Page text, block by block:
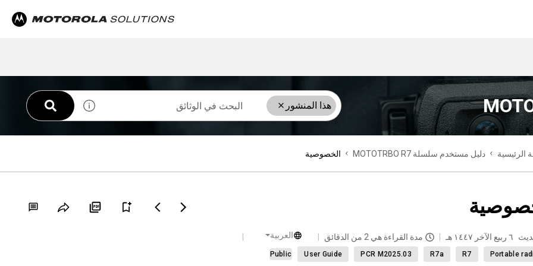
هذا المنشور
الرئيسية دليل مستخدم سلسلة MOTOTRBO R7 الخصوصية
٦ ربيع الآخر ١٤٤٧ هـ مدة القراءة هي 2 من الدقائق العربية
Portable
R7
R7a
PCR M2025.03
User Guide
Public